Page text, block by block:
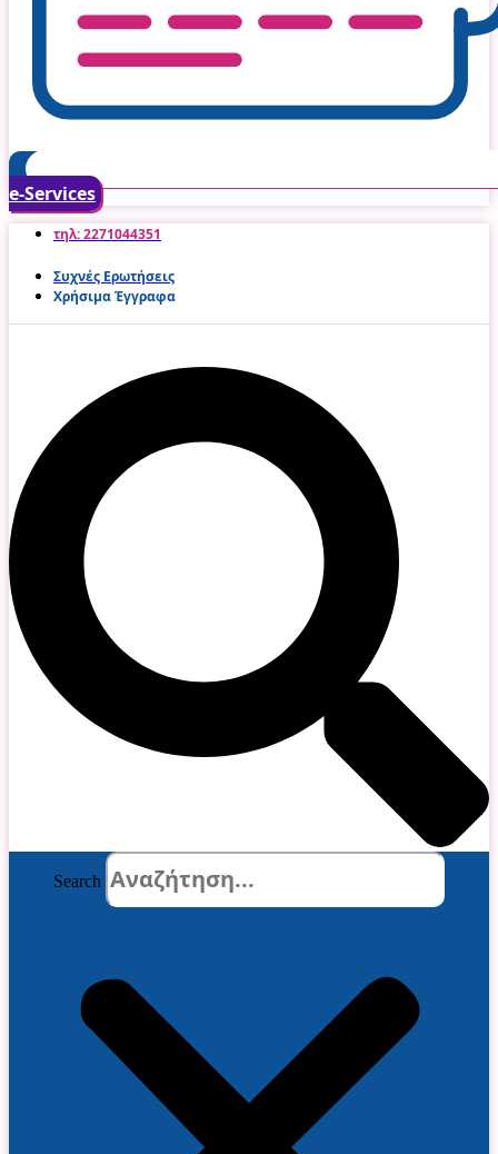
e-Services
τηλ: 2271044351
Συχνές Ερωτήσεις
Χρήσιμα Έγγραφα
Search